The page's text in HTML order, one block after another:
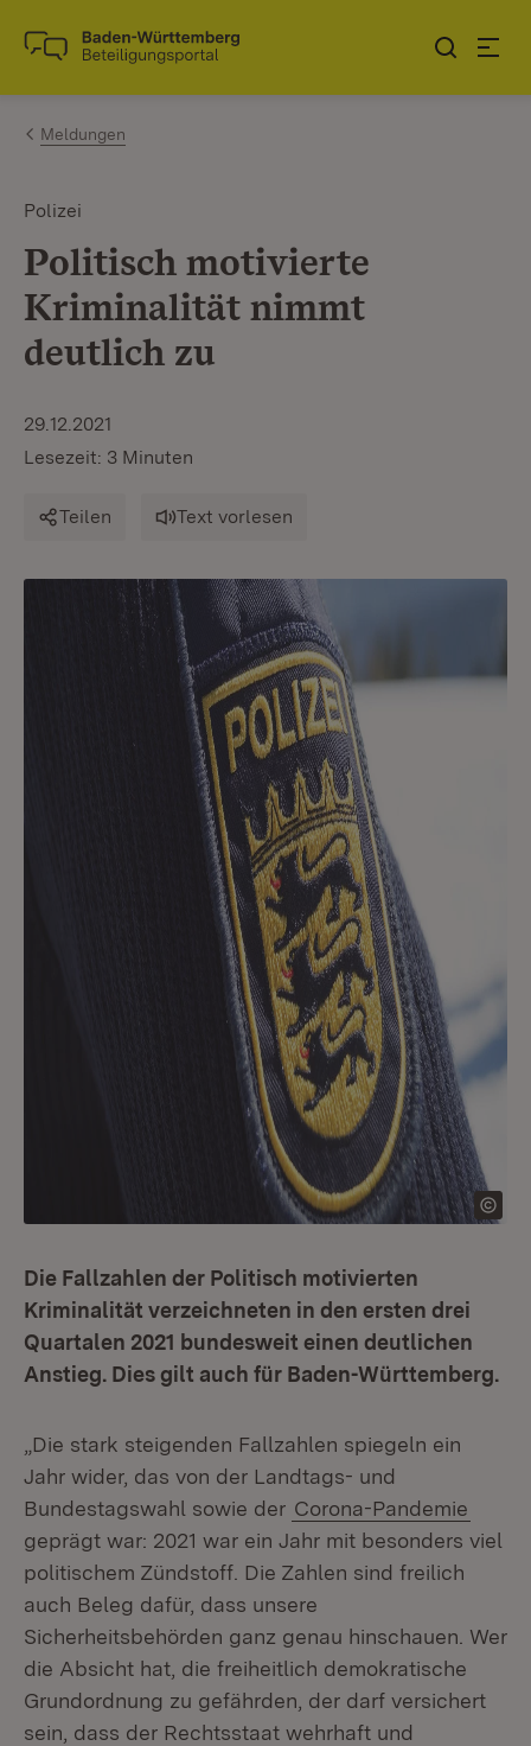
Zum Inhalt springen
Link zur Startseite
Meldungen
Polizei
Politisch motivierte
Kriminalität nimmt
deutlich zu
29.12.2021
Lesezeit: 3 Minuten
Teilen Text vorlesen
Die Fallzahlen der Politisch motivierten
Kriminalität verzeichneten in den ersten drei
Quartalen 2021 bundesweit einen deutlichen
Anstieg. Dies gilt auch für Baden-Württemberg.
„Die stark steigenden Fallzahlen spiegeln ein
Jahr wider, das von der Landtags- und
Bundestagswahl sowie der Corona-Pandemie
geprägt war: 2021 war ein Jahr mit besonders viel
politischem Zündstoff. Die Zahlen sind freilich
auch Beleg dafür, dass unsere
Sicherheitsbehörden ganz genau hinschauen. Wer
die Absicht hat, die freiheitlich demokratische
Grundordnung zu gefährden, der darf versichert
sein, dass der Rechtsstaat wehrhaft und